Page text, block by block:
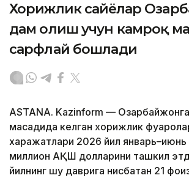
Хорижлик сайёҳлар
дам олиш учун камроқ
сарфлай бошлади
ASTANA. Kazinform —
мақсадида келган хорижлик
харажатлари 2026 йил январь–июнь
миллион АҚШ долларини ташкил
йилнинг шу даврига нисбатан 21